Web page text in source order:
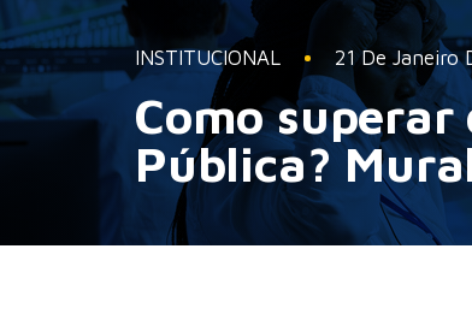
INSTITUCIONAL 21 De Janeiro
Como
Pública?